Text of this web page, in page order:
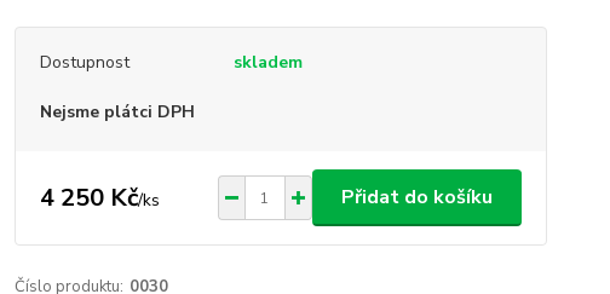
Dostupnost skladem
Nejsme plátci DPH
4 250 Kč/ks Přidat do košíku
Číslo produktu: 0030